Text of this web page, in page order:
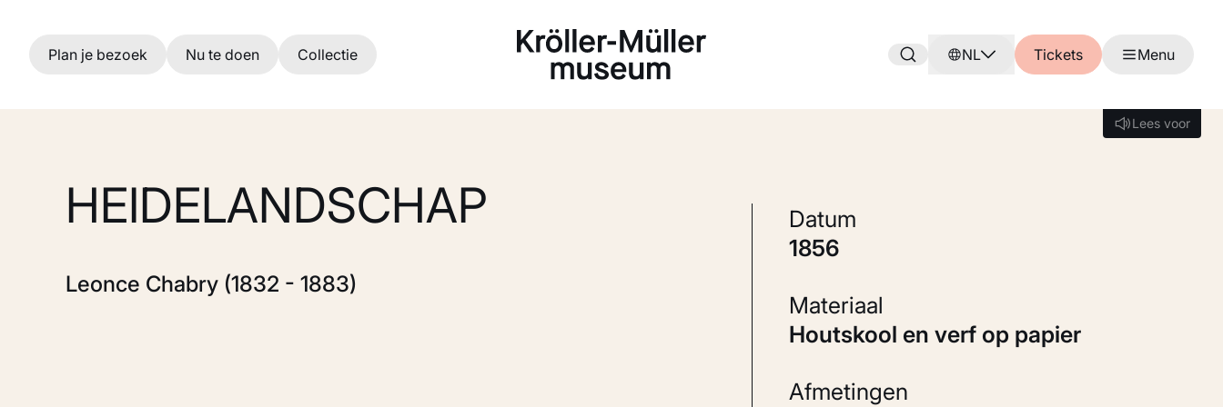
Ga naar hoofdinhoud
Plan je bezoek Nu te doen Collectie NL Tickets Menu
Lees voor
Lees voor
HEIDELANDSCHAP
Leonce Chabry (1832 - 1883)
Datum
1856
Materiaal
Houtskool en verf op papier
Afmetingen